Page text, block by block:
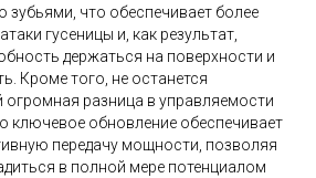
зубьями, что обеспечивает более
гусеницы и, как результат,
держаться на поверхности и
Кроме того, не останется
огромная разница в управляемости
ключевое обновление обеспечивает
передачу мощности, позволяя
в полной мере потенциалом